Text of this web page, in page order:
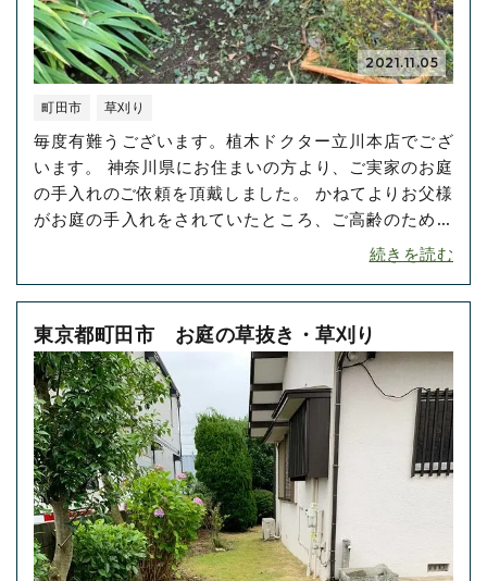
2021.11.05
町田市 草刈り
毎度有難うございます。植木ドクター立川本店でござ
います。 神奈川県にお住まいの方より、ご実家のお庭
の手入れのご依頼を頂戴しました。 かねてよりお父様
がお庭の手入れをされていたところ、ご高齢のためな
かなかお庭に出ることがかなわなくなってしまったと
は、お父様にとってお辛かったことかと存じます。 ご
依頼をいただきました娘様のお気持ちも合わせ、丹･･･
続きを読む
東京都町田市 お庭の草抜き・草刈り